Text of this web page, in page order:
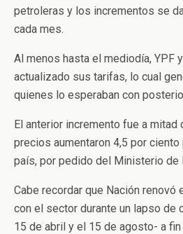
petroleras y los incrementos se
cada mes.
Al menos hasta el mediodía, YPF
actualizado sus tarifas, lo cual
quienes lo esperaban con
El anterior incremento fue a mitad
precios aumentaron 4,5 por
país, por pedido del Ministerio de
Cabe recordar que Nación renovó
con el sector durante un lapso de
15 de abril y el 15 de agosto- a